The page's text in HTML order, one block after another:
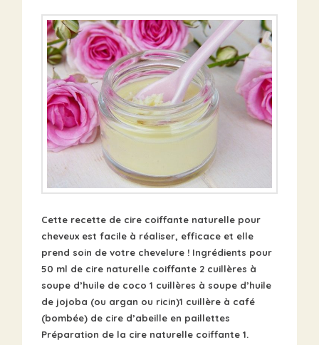
Cette recette de cire coiffante naturelle pour
cheveux est facile à réaliser, efficace et elle
prend soin de votre chevelure ! Ingrédients pour
50 ml de cire naturelle coiffante 2 cuillères à
soupe d’huile de coco 1 cuillères à soupe d’huile
de jojoba (ou argan ou ricin)1 cuillère à café
(bombée) de cire d’abeille en paillettes
Préparation de la cire naturelle coiffante 1.